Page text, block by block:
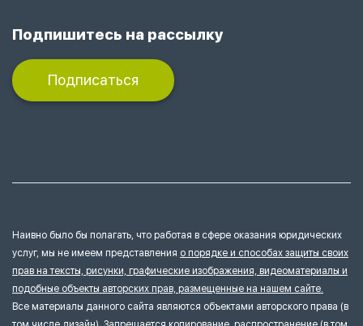
Подпишитесь на рассылку
Подписаться
Наивно было бы полагать, что работая в сфере оказания юридических
услуг, мы не имеем представления о порядке и способах защиты своих
прав на тексты, рисунки, графические изображения, видеоматериалы и
подобные объекты авторских прав, размещенные на нашем сайте.
Все материалы данного сайта являются объектами авторского права (в